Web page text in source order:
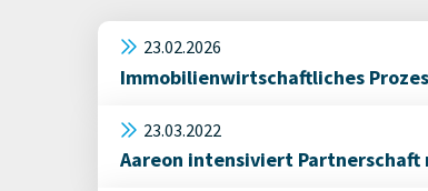
23.02.2026
Immobilienwirtschaftliches
23.03.2022
Aareon intensiviert Partnerschaft